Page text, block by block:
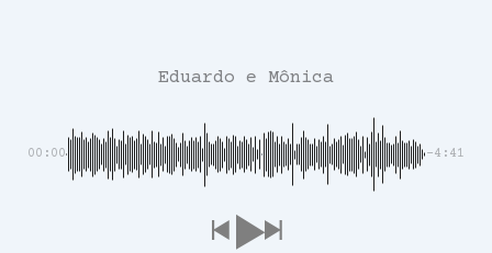
Eduardo e Mônica
00:00 -4:41